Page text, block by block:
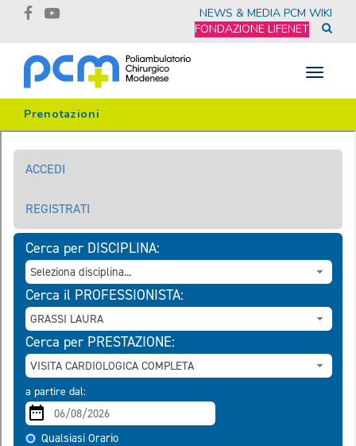
NEWS & MEDIA PCM WIKI
FONDAZIONE LIFENET
Toggle
Prenotazioni